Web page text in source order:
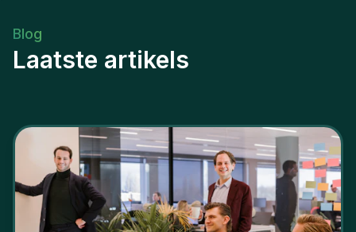
Blog
Laatste artikels